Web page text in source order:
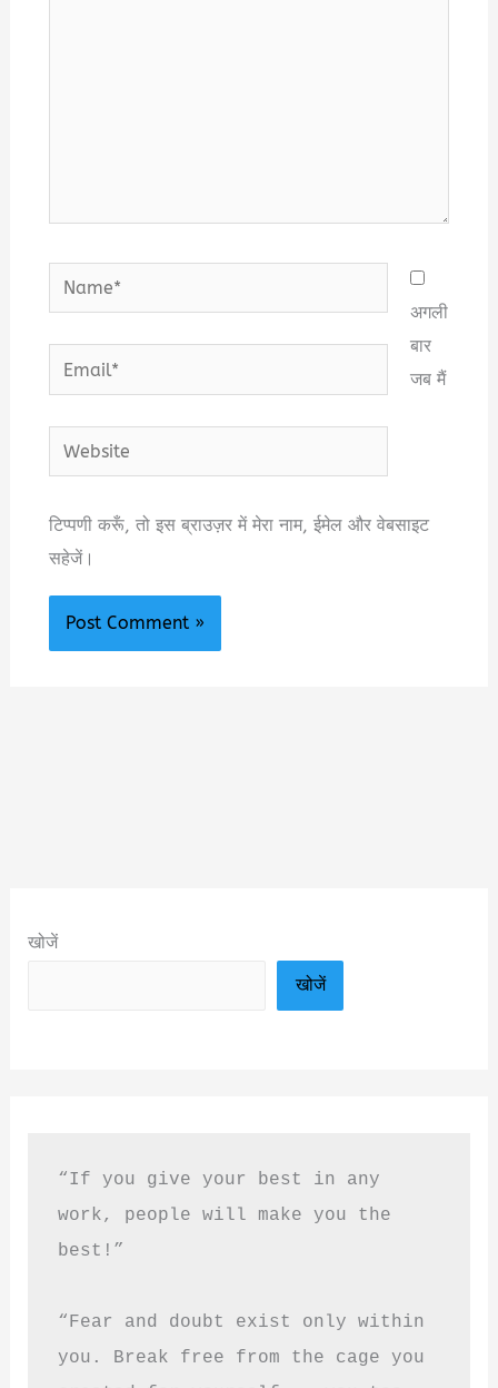
Name*
Email*
Website
अगली
बार
जब मैं
टिप्पणी करूँ, तो इस ब्राउज़र में मेरा नाम, ईमेल और वेबसाइट
सहेजें।
खोजें
खोजें
“If you give your best in any
work, people will make you the
best!”
“Fear and doubt exist only within
you. Break free from the cage you